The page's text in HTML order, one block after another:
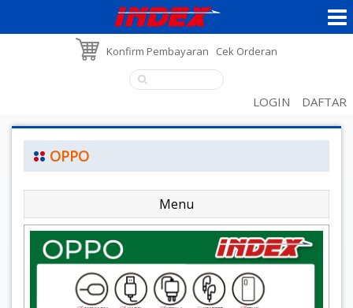
Konfirm Pembayaran Cek Orderan
LOGIN DAFTAR
OPPO
Menu